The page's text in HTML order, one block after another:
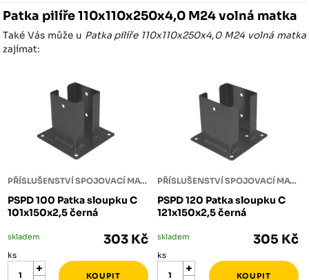
Patka pilíře 110x110x250x4,0 M24 volná matka
Také Vás může u Patka pilíře 110x110x250x4,0 M24 volná matka
zajímat:
PŘÍSLUŠENSTVÍ SPOJOVACÍ MATERIÁL
PSPD 100 Patka sloupku C
101x150x2,5 černá
skladem 303 Kč
ks
PŘÍSLUŠENSTVÍ SPOJOVACÍ MATERIÁL
PSPD 120 Patka sloupku C
121x150x2,5 černá
skladem 305 Kč
ks